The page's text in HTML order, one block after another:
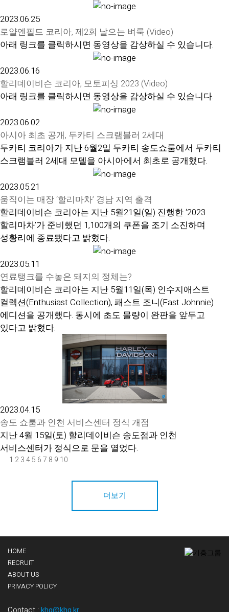
2023.06.25
로얄엔필드 코리아, 제2회 날으는 벼룩 (Video)
아래 링크를 클릭하시면 동영상을 감상하실 수 있습니다.
2023.06.16
할리데이비슨 코리아, 모토피싱 2023 (Video)
아래 링크를 클릭하시면 동영상을 감상하실 수 있습니다.
2023.06.02
아시아 최초 공개, 두카티 스크램블러 2세대
두카티 코리아가 지난 6월2일 두카티 송도쇼룸에서 두카티
스크램블러 2세대 모델을 아시아에서 최초로 공개했다.
2023.05.21
움직이는 매장 ‘할리마차’ 경남 지역 출격
할리데이비슨 코리아는 지난 5월21일(일) 진행한 ‘2023
할리마차’가 준비했던 1,100개의 쿠폰을 조기 소진하며
성황리에 종료됐다고 밝혔다.
2023.05.11
연료탱크를 수놓은 돼지의 정체는?
할리데이비슨 코리아는 지난 5월11일(목) 인수지애스트
컬렉션(Enthusiast Collection), 패스트 조니(Fast Johnnie)
에디션을 공개했다. 동시에 초도 물량이 완판을 앞두고
있다고 밝혔다.
2023.04.15
송도 쇼룸과 인천 서비스센터 정식 개점
지난 4월 15일(토) 할리데이비슨 송도점과 인천
서비스센터가 정식으로 문을 열었다.
1 2345 67 8 9 10
더보기
HOME
RECRUIT
ABOUT US
PRIVACY POLICY